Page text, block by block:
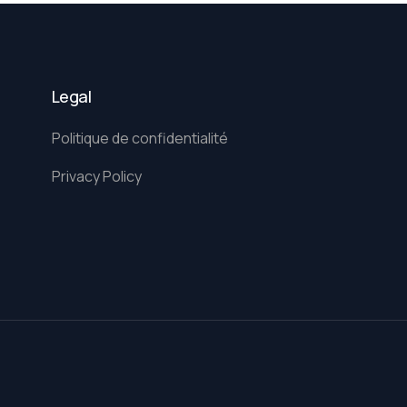
Legal
Politique de confidentialité
Privacy Policy